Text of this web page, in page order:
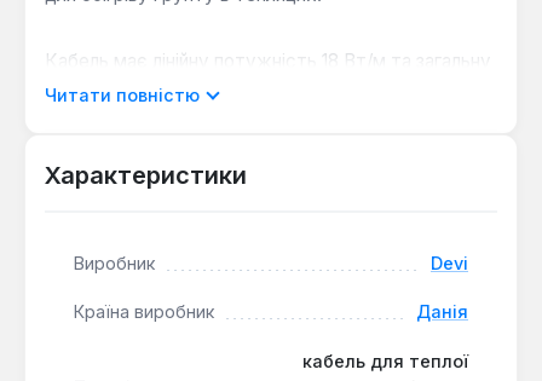
Кабель має лінійну потужність 18 Вт/м та загальну
потужність 535 Вт, що забезпечує швидкий та
«гарячого» до «холодного» кінця оснащений
Завдяки діаметру 6.9 мм, кабель легко
мм.
Читати повністю
Характеристики
Виробник Devi
Країна виробник Данія
кабель для теплої